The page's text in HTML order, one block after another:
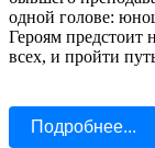
одной голове:
Героям предстоит
всех, и пройти
Подробнее...